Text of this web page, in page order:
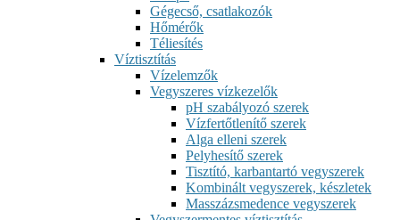
Gégecső, csatlakozók
Hőmérők
Téliesítés
Víztisztítás
Vízelemzők
Vegyszeres vízkezelők
pH szabályozó szerek
Vízfertőtlenítő szerek
Alga elleni szerek
Pelyhesítő szerek
Tisztító, karbantartó vegyszerek
Kombinált vegyszerek, készletek
Masszázsmedence vegyszerek